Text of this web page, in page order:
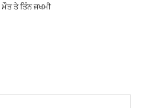
ਮੌਤ ਤੇ ਤਿੰਨ ਜਖਮੀ